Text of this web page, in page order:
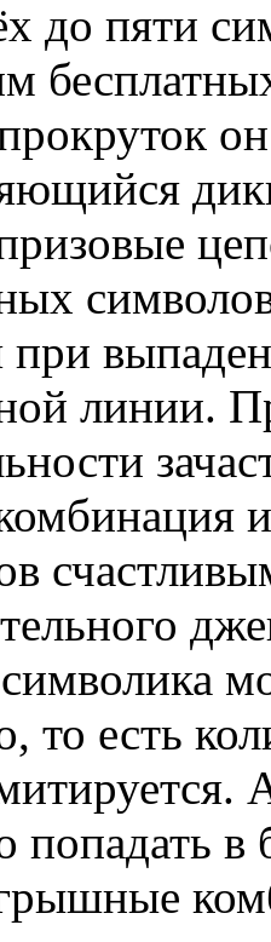
до пяти
при
линии.
то есть
попадать